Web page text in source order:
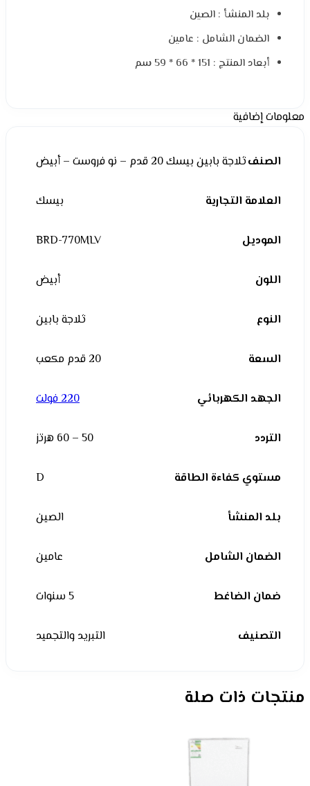
بلد المنشأ : الصين
الضمان الشامل : عامين
أبعاد المنتج : 151 * 66 * 59 سم
معلومات إضافية
الصنفثلاجة بابين بيسك 20 قدم – نو فروست – أبيض
العلامة التجارية بيسك
الموديل BRD-770MLV
اللون أبيض
النوع ثلاجة بابين
السعة 20 قدم مكعب
الجهد الكهربائي 220 فولت
التردد 50 – 60 هرتز
مستوي كفاءة الطاقة D
بلد المنشأ الصين
الضمان الشامل عامين
ضمان الضاغط 5 سنوات
التصنيف التبريد والتجميد
منتجات ذات صلة